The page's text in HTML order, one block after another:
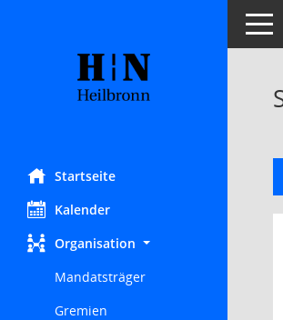
Startseite
Kalender
Organisation
Mandatsträger
Gremien